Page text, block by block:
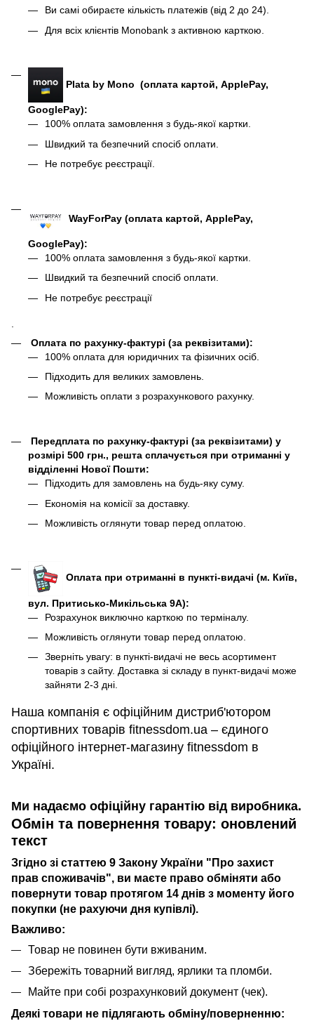
Ви самі обираєте кількість платежів (від 2 до 24).
Для всіх клієнтів Monobank з активною карткою.
Plata by Mono (оплата картой, ApplePay,
GooglePay):
100% оплата замовлення з будь-якої картки.
Швидкий та безпечний спосіб оплати.
Не потребує реєстрації.
WayForPay (оплата картой, ApplePay,
GooglePay):
100% оплата замовлення з будь-якої картки.
Швидкий та безпечний спосіб оплати.
Не потребує реєстрації
Оплата по рахунку-фактурі (за реквізитами):
100% оплата для юридичних та фізичних осіб.
Підходить для великих замовлень.
Можливість оплати з розрахункового рахунку.
Передплата по рахунку-фактурі (за реквізитами) у
розмірі 500 грн., решта сплачується при отриманні у
відділенні Нової Пошти:
Підходить для замовлень на будь-яку суму.
Економія на комісії за доставку.
Можливість оглянути товар перед оплатою.
Оплата при отриманні в пункті-видачі (м. Київ,
вул. Притисько-Микільська 9А):
Розрахунок виключно карткою по терміналу.
Можливість оглянути товар перед оплатою.
Зверніть увагу: в пункті-видачі не весь асортимент
товарів з сайту. Доставка зі складу в пункт-видачі може
зайняти 2-3 дні.
Наша компанія є офіційним дистриб'ютором
спортивних товарів fitnessdom.ua – єдиного
офіційного інтернет-магазину fitnessdom в
Україні.
Ми надаємо офіційну гарантію від виробника.
Обмін та повернення товару: оновлений
текст
Згідно зі статтею 9 Закону України "Про захист
прав споживачів", ви маєте право обміняти або
повернути товар протягом 14 днів з моменту його
покупки (не рахуючи дня купівлі).
Важливо:
Товар не повинен бути вживаним.
Збережіть товарний вигляд, ярлики та пломби.
Майте при собі розрахунковий документ (чек).
Деякі товари не підлягають обміну/поверненню: